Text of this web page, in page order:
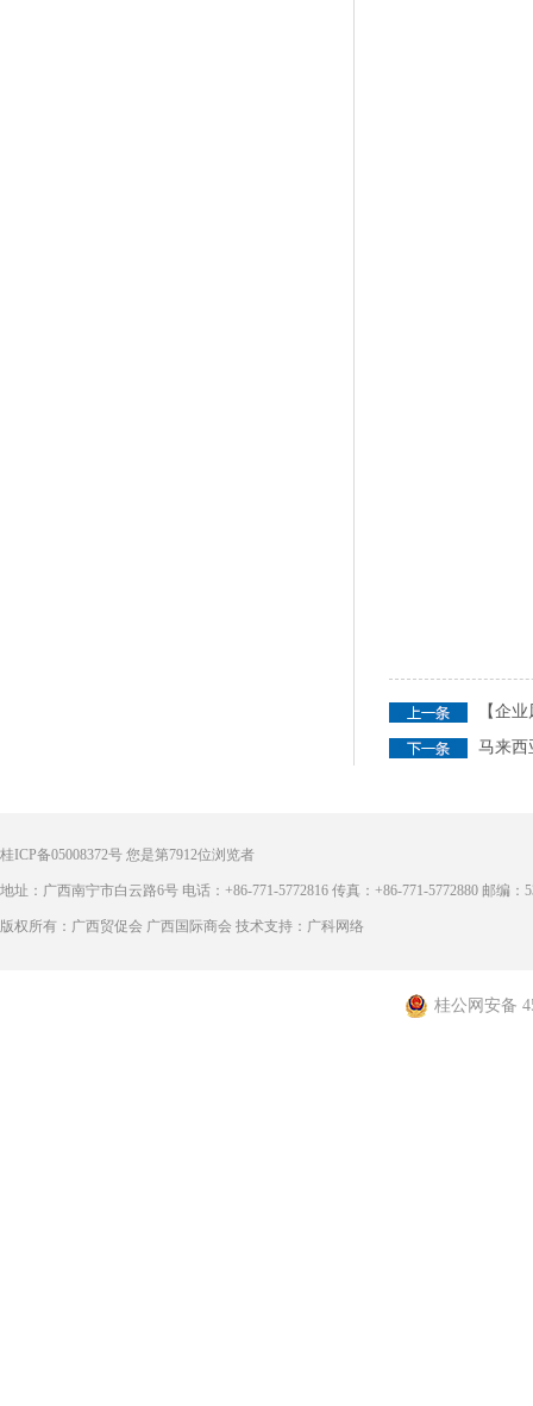
【企
马来西
桂ICP备05008372号 您是第7912位浏览者
地址：广西南宁市白云路6号 电话：+86-771-5772816 传真：+86-771-5772880 邮编：
版权所有：广西贸促会 广西国际商会 技术支持：广科网络
桂公网安备